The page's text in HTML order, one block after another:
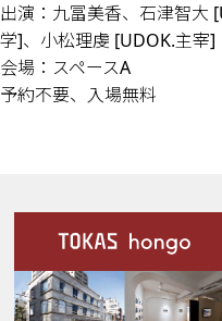
出演：九冨美香、石津智大
学]、小松理虔 [UDOK.主宰]
会場：スペースA
予約不要、入場無料
施設案内
Our Facilities